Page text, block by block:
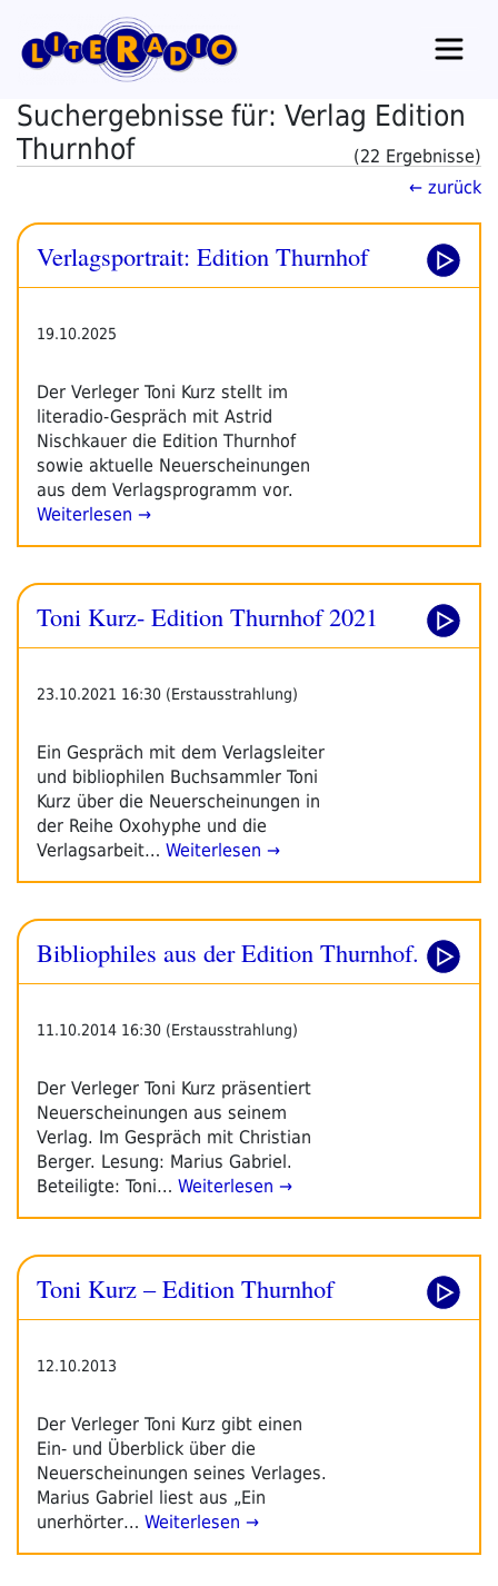
Inhalt
springen
Suchergebnisse für: Verlag Edition
Thurnhof
(22 Ergebnisse)
← zurück
Verlagsportrait: Edition Thurnhof
19.10.2025
Der Verleger Toni Kurz stellt im
literadio-Gespräch mit Astrid
Nischkauer die Edition Thurnhof
sowie aktuelle Neuerscheinungen
aus dem Verlagsprogramm vor.
Weiterlesen →
Toni Kurz- Edition Thurnhof 2021
23.10.2021 16:30 (Erstausstrahlung)
Ein Gespräch mit dem Verlagsleiter
und bibliophilen Buchsammler Toni
Kurz über die Neuerscheinungen in
der Reihe Oxohyphe und die
Verlagsarbeit… Weiterlesen →
Bibliophiles aus der Edition Thurnhof.
11.10.2014 16:30 (Erstausstrahlung)
Der Verleger Toni Kurz präsentiert
Neuerscheinungen aus seinem
Verlag. Im Gespräch mit Christian
Berger. Lesung: Marius Gabriel.
Beteiligte: Toni… Weiterlesen →
Toni Kurz – Edition Thurnhof
12.10.2013
Der Verleger Toni Kurz gibt einen
Ein- und Überblick über die
Neuerscheinungen seines Verlages.
Marius Gabriel liest aus „Ein
unerhörter… Weiterlesen →